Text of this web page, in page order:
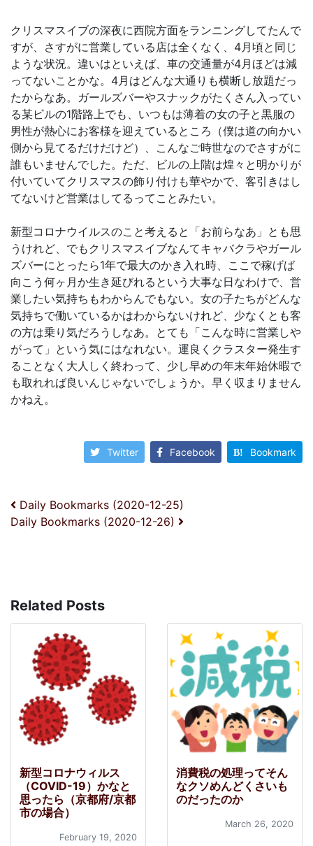
クリスマスイブの深夜に西院方面をランニングしてたんで
すが、さすがに営業している店は全くなく、4月頃と同じ
ような状況。違いはといえば、車の交通量が4月ほどは減
ってないことかな。4月はどんな大通りも横断し放題だっ
たからなあ。ガールズバーやスナックがたくさん入ってい
る某ビルの1階路上でも、いつもは薄着の女の子と黒服の
男性が熱心にお客様を迎えているところ（僕は道の向かい
側から見てるだけだけど）、こんなご時世なのでさすがに
誰もいませんでした。ただ、ビルの上階は煌々と明かりが
付いていてクリスマスの飾り付けも華やかで、客引きはし
てないけど営業はしてるってことみたい。
新型コロナウイルスのこと考えると「お前らなあ」とも思
うけれど、でもクリスマスイブなんてキャバクラやガール
ズバーにとったら1年で最大のかき入れ時、ここで稼げば
向こう何ヶ月か生き延びれるという大事な日なわけで、営
業したい気持ちもわからんでもない。女の子たちがどんな
気持ちで働いているかはわからないけれど、少なくとも客
の方は乗り気だろうしなあ。とても「こんな時に営業しや
がって」という気にはなれない。運良くクラスター発生す
ることなく大人しく終わって、少し早めの年末年始休暇で
も取れれば良いんじゃないでしょうか。早く収まりません
かねえ。
Twitter Facebook Bookmark
投稿ナビゲーション
Daily Bookmarks (2020-12-25)
Daily Bookmarks (2020-12-26)
Related Posts
新型コロナウィルス
（COVID-19）かなと
思ったら（京都府/京都
市の場合）
February 19, 2020
消費税の処理ってそん
なクソめんどくさいも
のだったのか
March 26, 2020